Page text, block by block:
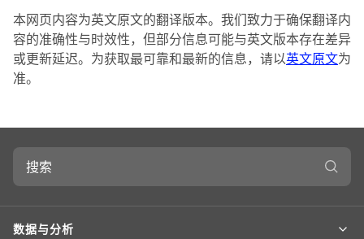
本网页内容为英文原文的翻译版本。我们致力于确保翻译内
容的准确性与时效性，但部分信息可能与英文版本存在差异
或更新延迟。为获取最可靠和最新的信息，请以英文原文为
准。
搜
数据与分析